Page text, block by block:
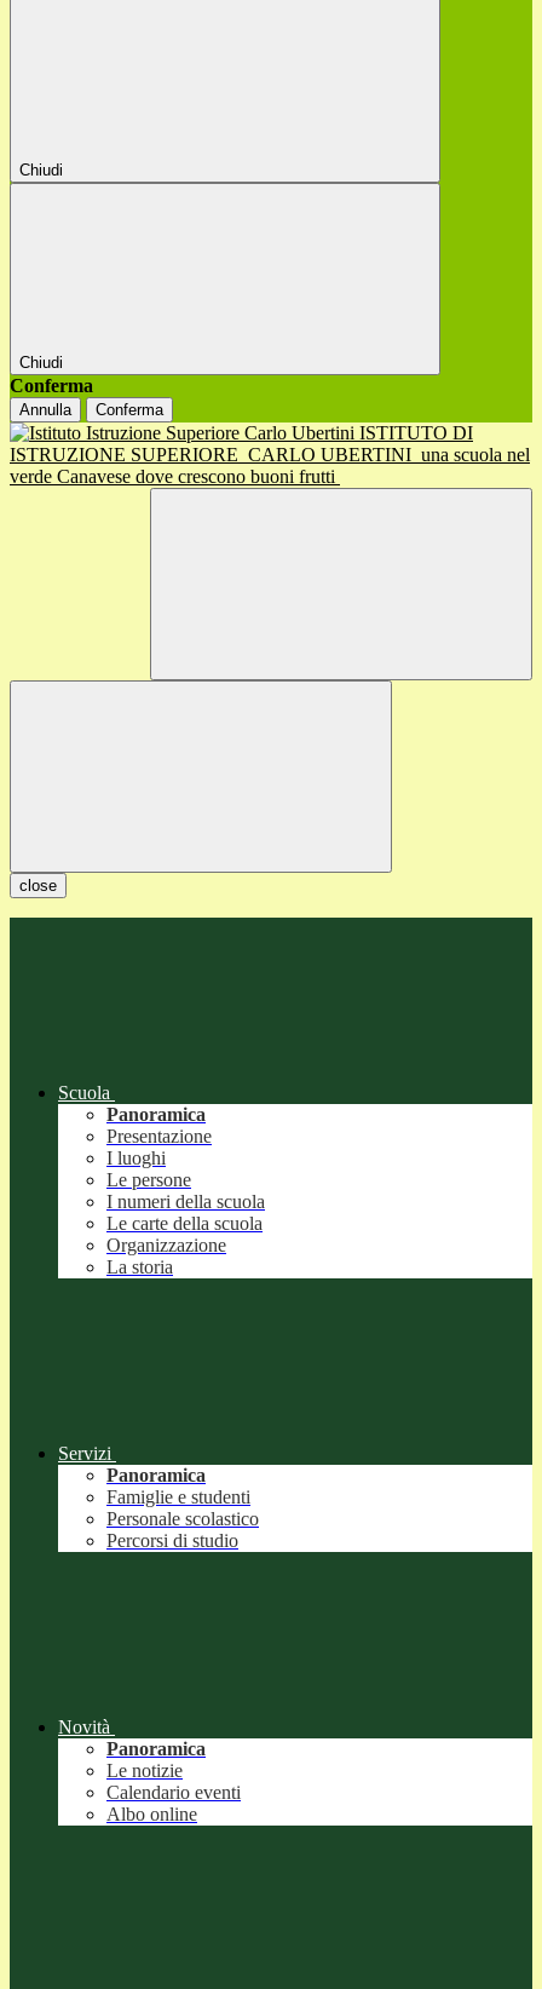
Chiudi
Chiudi
Conferma
Annulla Conferma
ISTITUTO DI
ISTRUZIONE SUPERIORE CARLO UBERTINI una scuola nel
verde Canavese dove crescono buoni frutti
close
Scuola
Panoramica
Presentazione
I luoghi
Le persone
I numeri della scuola
Le carte della scuola
Organizzazione
La storia
Servizi
Panoramica
Famiglie e studenti
Personale scolastico
Percorsi di studio
Novità
Panoramica
Le notizie
Calendario eventi
Albo online